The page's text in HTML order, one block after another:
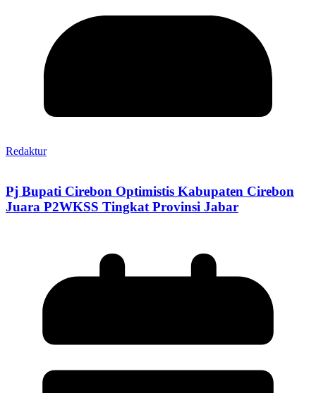
Redaktur
Pj Bupati Cirebon Optimistis Kabupaten Cirebon
Juara P2WKSS Tingkat Provinsi Jabar